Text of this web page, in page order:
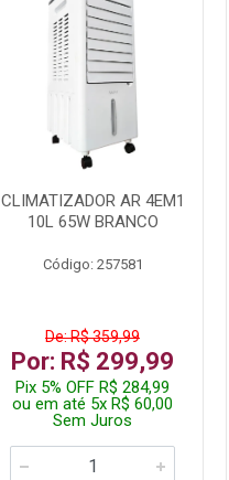
CLIMATIZADOR AR 4EM1
10L 65W BRANCO
Código: 257581
De: R$ 359,99
Por: R$ 299,99
Pix 5% OFF R$ 284,99
ou em até 5x R$ 60,00
Sem Juros